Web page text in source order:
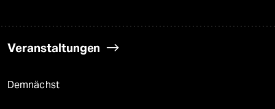
Veranstaltungen
Demnächst